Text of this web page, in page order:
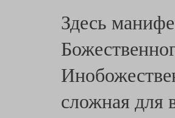
Здесь
сложная для